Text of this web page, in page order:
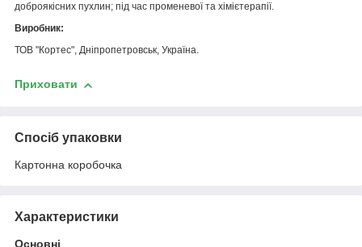
доброякісних пухлин; під час променевої та хімієтерапії.
Виробник:
ТОВ "Кортес", Дніпропетровськ, Україна.
Приховати
Спосіб упаковки
Картонна коробочка
Характеристики
Основні